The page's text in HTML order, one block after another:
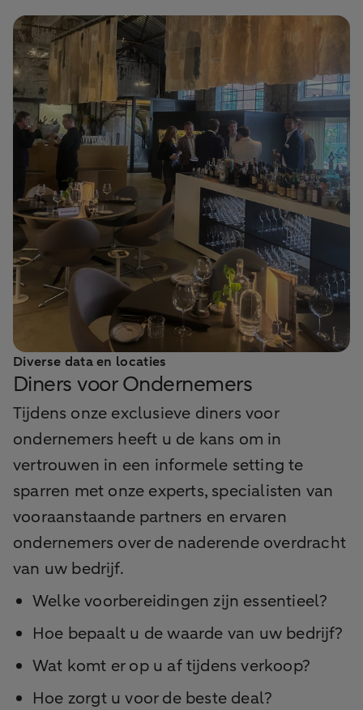
Diners voor Ondernemers
Diverse data en locaties
Tijdens onze exclusieve diners voor
ondernemers heeft u de kans om in
vertrouwen in een informele setting te
sparren met onze experts, specialisten van
vooraanstaande partners en ervaren
ondernemers over de naderende overdracht
van uw bedrijf.
Welke voorbereidingen zijn essentieel?
Hoe bepaalt u de waarde van uw bedrijf?
Wat komt er op u af tijdens verkoop?
Hoe zorgt u voor de beste deal?